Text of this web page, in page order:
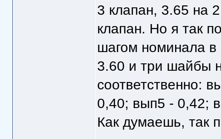
3 клапан, 3.65 на
клапан. Но я так
шагом номинала в
3.60 и три шайбы
соответственно:
0,40; вып5 - 0,42;
Как думаешь, так